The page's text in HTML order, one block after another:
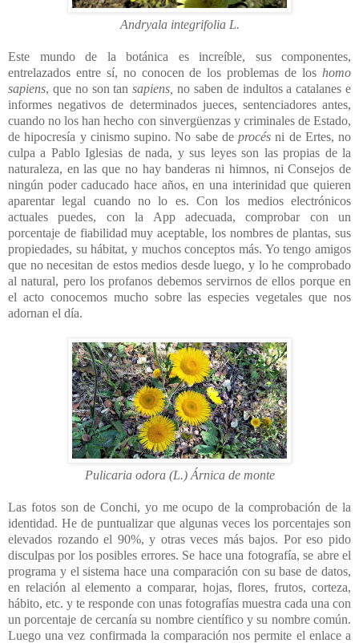
Andryala integrifolia L.
Este mundo de la botánica es increíble, sus componentes,
entrelazados entre sí, no conocen de los problemas de los homo
sapiens, que no son tansapiens, no saben de indultos a catalanes e
informes negativos de determinados jueces, sentenciadores antes,
cuando no los han hecho con sinvergüenzas y criminales de Estado,
de hipocresía y cinismo supino. No sabe de procés ni de Ertes, no
culpa a Pablo Iglesias de nada, y sus leyes son las propias de la
naturaleza, en las que no hay banderas ni himnos, ni Consejos de
ningún poder caducado hace años, en una interinidad que quieren
aparentar legal cuando no lo es. Con los medios electrónicos
actuales puedes, con la App adecuada, comprobar con un
porcentaje de fiabilidad muy aceptable, los nombres de plantas, sus
propiedades, su hábitat, y muchos conceptos más. Yo tengo amigos
que no necesitan de estos medios desde luego, y lo he comprobado
al natural, pero los profanos debemos servirnos de ellos porque en
el acto conocemos mucho sobre las especies vegetales que nos
adornan el día.
Pulicaria odora (L.) Árnica de monte
Las fotos son de Conchi, yo me ocupo de la comprobación de la
identidad. He de puntualizar que algunas veces los porcentajes son
elevados rozando el 90%, y otras veces más bajos. Por eso pido
disculpas por los posibles errores. Se hace una fotografía, se abre el
programa y el sistema hace una comparación con su base de datos,
en relación al elemento a comparar, hojas, flores, frutos, corteza,
hábito, etc. y te responde con unas fotografías muestra cada una con
un porcentaje de cercanía su nombre científico y su nombre común.
Luego una vez confirmada la comparación nos permite el enlace a